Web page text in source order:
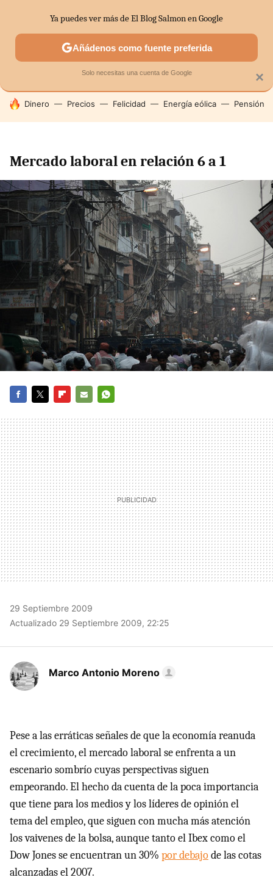
SECTORES ECONOMÍA DOMÉSTICA MERCADOS
HOY SE HABLA DE
Dinero Precios Felicidad Energía eólica Pensión
Mercado laboral en relación 6 a 1
MAIL
29 Septiembre 2009
Actualizado 29 Septiembre 2009, 22:25
Marco Antonio Moreno
Pese a las erráticas señales de que la economía reanuda
el crecimiento, el mercado laboral se enfrenta a un
escenario sombrío cuyas perspectivas siguen
empeorando. El hecho da cuenta de la poca importancia
que tiene para los medios y los líderes de opinión el
tema del empleo, que siguen con mucha más atención
los vaivenes de la bolsa, aunque tanto el Ibex como el
Dow Jones se encuentran un 30% por debajode las cotas
alcanzadas el 2007.
×
Ya puedes ver más de El Blog Salmon en Google
Añádenos como fuente preferida
Solo necesitas una cuenta de Google